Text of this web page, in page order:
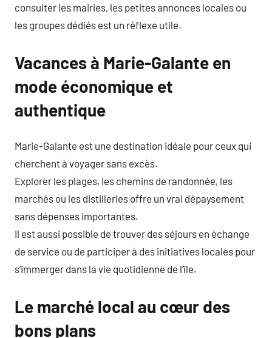
consulter les mairies, les petites annonces locales ou
les groupes dédiés est un réflexe utile.
Vacances à Marie-Galante en
mode économique et
authentique
Marie-Galante est une destination idéale pour ceux qui
cherchent à voyager sans excès.
Explorer les plages, les chemins de randonnée, les
marchés ou les distilleries offre un vrai dépaysement
sans dépenses importantes.
Il est aussi possible de trouver des séjours en échange
de service ou de participer à des initiatives locales pour
s’immerger dans la vie quotidienne de l’île.
Le marché local au cœur des
bons plans